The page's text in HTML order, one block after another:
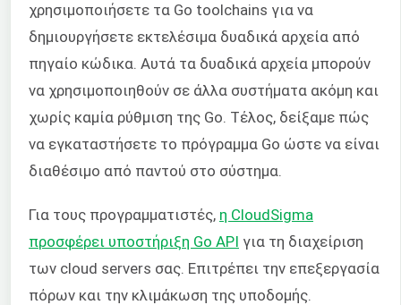
χρησιμοποιήσετε τα Go toolchains για να
δημιουργήσετε εκτελέσιμα δυαδικά αρχεία από
πηγαίο κώδικα. Αυτά τα δυαδικά αρχεία μπορούν
να χρησιμοποιηθούν σε άλλα συστήματα ακόμη και
χωρίς καμία ρύθμιση της Go. Τέλος, δείξαμε πώς
να εγκαταστήσετε το πρόγραμμα Go ώστε να είναι
διαθέσιμο από παντού στο σύστημα.
Για τους προγραμματιστές, η CloudSigma
προσφέρει υποστήριξη Go API για τη διαχείριση
των cloud servers σας. Επιτρέπει την επεξεργασία
πόρων και την κλιμάκωση της υποδομής.